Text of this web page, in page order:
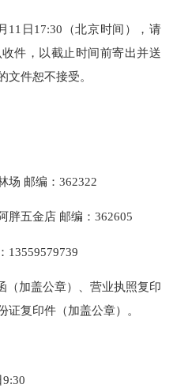
日17:30（北京时间），请
件，以截止时间前寄出并送
文件恕不接受。
邮编：362322
五金店 邮编：362605
加盖公章）、营业执照复印
复印件（加盖公章）。